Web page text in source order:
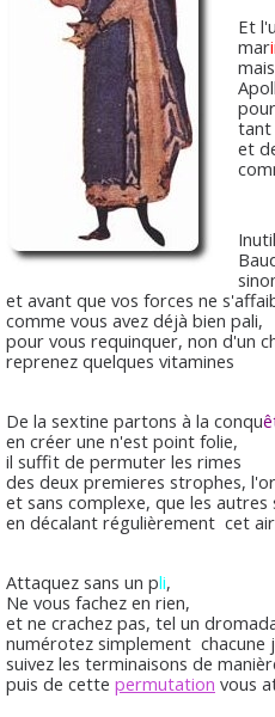
Et
mar
tant
et
et avant que vos forces ne
comme vous avez déjà bien pali,
pour vous requinquer, non d'un
reprenez quelques vitamines
De la sextine partons à la conqu
en créer une n'est point folie,
il suffit de permuter les rimes
des deux premieres strophes,
et sans complexe, que les autres
en décalant régulièrement cet
Attaquez sans un pli,
Ne vous fachez en rien,
et ne crachez pas, tel un
numérotez simplement chacune
suivez les terminaisons de
puis de cette permutation vous